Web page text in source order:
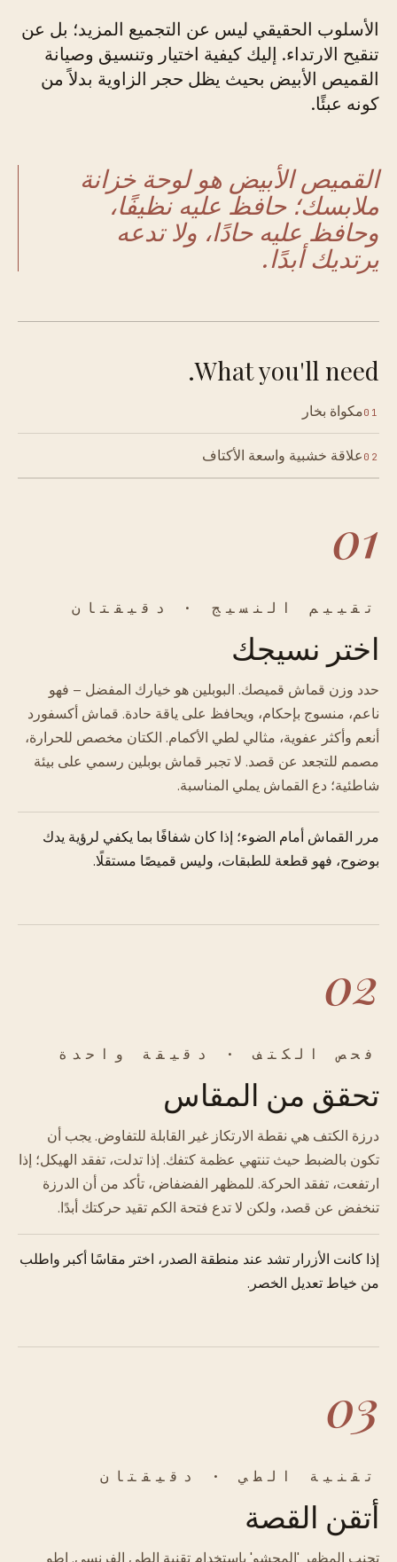
الأسلوب الحقيقي ليس عن التجميع المزيد؛ بل عن
تنقيح الارتداء. إليك كيفية اختيار وتنسيق وصيانة
القميص الأبيض بحيث يظل حجر الزاوية بدلاً من
كونه عبئًا.
القميص الأبيض هو لوحة خزانة
ملابسك؛ حافظ عليه نظيفًا،
وحافظ عليه حادًا، ولا تدعه
يرتديك أبدًا.
What you'll need.
01مكواة بخار
02 علاقة خشبية واسعة الأكتاف
01
تقييم النسيج · دقيقتان
اختر نسيجك
حدد وزن قماش قميصك. البوبلين هو خيارك المفضل – فهو
ناعم، منسوج بإحكام، ويحافظ على ياقة حادة. قماش أكسفورد
أنعم وأكثر عفوية، مثالي لطي الأكمام. الكتان مخصص للحرارة،
مصمم للتجعد عن قصد. لا تجبر قماش بوبلين رسمي على بيئة
شاطئية؛ دع القماش يملي المناسبة.
مرر القماش أمام الضوء؛ إذا كان شفافًا بما يكفي لرؤية يدك
بوضوح، فهو قطعة للطبقات، وليس قميصًا مستقلًا.
02
فحص الكتف · دقيقة واحدة
تحقق من المقاس
درزة الكتف هي نقطة الارتكاز غير القابلة للتفاوض. يجب أن
تكون بالضبط حيث تنتهي عظمة كتفك. إذا تدلت، تفقد الهيكل؛ إذا
ارتفعت، تفقد الحركة. للمظهر الفضفاض، تأكد من أن الدرزة
تنخفض عن قصد، ولكن لا تدع فتحة الكم تقيد حركتك أبدًا.
إذا كانت الأزرار تشد عند منطقة الصدر، اختر مقاسًا أكبر واطلب
من خياط تعديل الخصر.
03
تقنية الطي · دقيقتان
أتقن القصة
تجنب المظهر 'المحشو' باستخدام تقنية الطي الفرنسي. اطوِ